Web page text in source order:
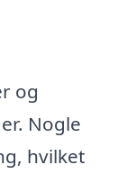
og
Nogle
hvilket